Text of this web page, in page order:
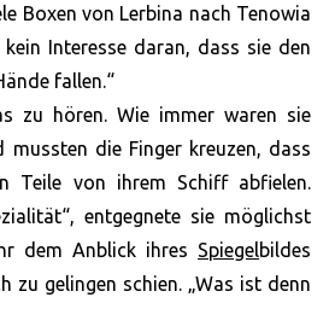
Boxen von Lerbina nach Tenowia
Interesse daran, dass sie den
fallen.“
zu hören. Wie immer waren sie
mussten die Finger kreuzen, dass
Teile von ihrem Schiff abfielen.
entgegnete sie möglichst
dem Anblick ihres Spiegelbildes
zu gelingen schien. „Was ist denn